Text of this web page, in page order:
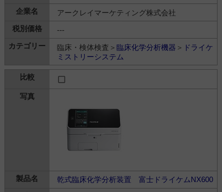
アークレイマーケティング株式会社
---
臨床・検体検査＞ 臨床化学分析機器 ＞ ドライケ
ミストリーシステム
乾式臨床化学分析装置 富士ドライケムNX600